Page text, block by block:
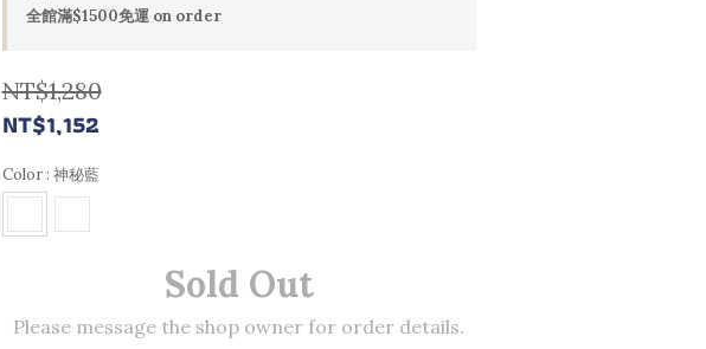
全館滿$1500免運 on order
NT$1,280
NT$1,152
Color : 神秘藍
Sold Out
Please message the shop owner for order details.